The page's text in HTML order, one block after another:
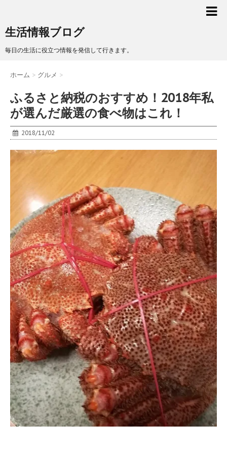
生活情報ブログ
毎日の生活に役立つ情報を発信して行きます。
ホーム > グルメ >
ふるさと納税のおすすめ！2018年私
が選んだ厳選の食べ物はこれ！
2018/11/02